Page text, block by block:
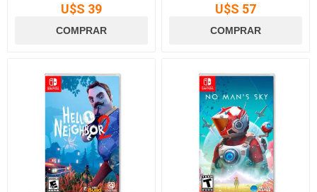
U$S 39 U$S 57